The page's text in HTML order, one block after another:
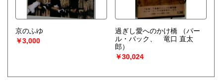
京のふゆ
￥3,000
過ぎし愛へのかけ橋
（パー
ル・バック、 竜口 直太
郎）
￥30,024